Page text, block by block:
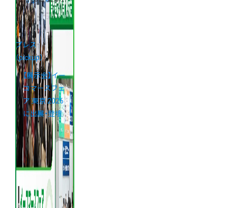
プレス
（pickup）
【展示会】イー
コマースフェ
ア 東京 2026
に出展・登壇